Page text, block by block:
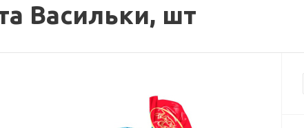
Васильки, шт